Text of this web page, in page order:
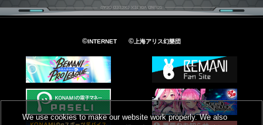
©INTERNET ©上海アリス幻樂団
We use cookies to make our website work properly. We also